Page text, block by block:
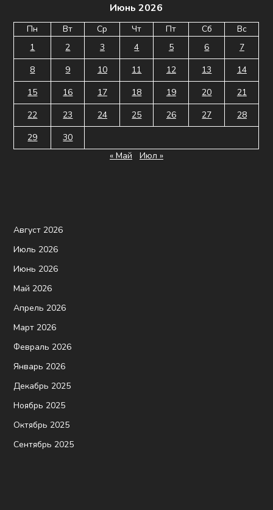
Июнь 2026
Пн Вт Ср Чт Пт Сб
Вс
1
2 3 4 5 6
7
8
9 10 11 12 13
14
15
16 17 18 19 20
21
22
23 24 25 26 27
28
29
30
« Май
Июл »
Август 2026
Июль 2026
Июнь 2026
Май 2026
Апрель 2026
Март 2026
Февраль 2026
Январь 2026
Декабрь 2025
Ноябрь 2025
Октябрь 2025
Сентябрь 2025